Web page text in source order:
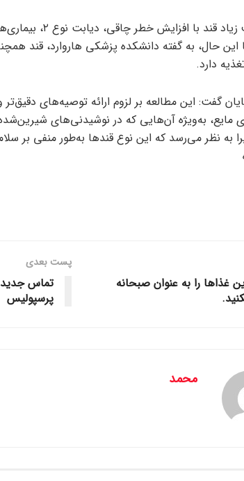
در کل، مصرف زیاد قند
این حال، به گفته دانشکده پزشکی هاروارد، قند
دارد.
گفت: این مطالعه بر لزوم ارائه توصیه‌های
به‌ویژه آن‌هایی که در نوشیدنی‌های
به نظر می‌رسد که این نوع قندها به‌طور منفی بر
غذاها را به عنوان صبحانه
پست‌ بعدی
تماس جدید
پرسپولیس
محمد